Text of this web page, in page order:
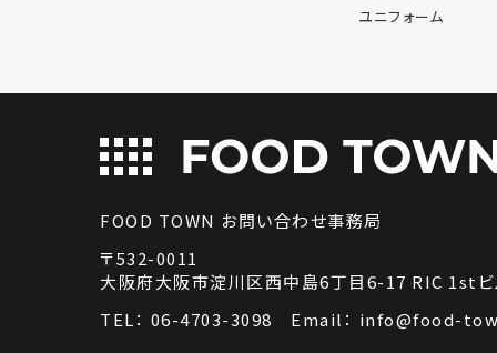
ユニフォーム
FOOD TOWN お問い合わせ事務局
〒532-0011
大阪府大阪市淀川区西中島6丁目6-17 RIC 1st
TEL： 06-4703-3098 Email： info@food-